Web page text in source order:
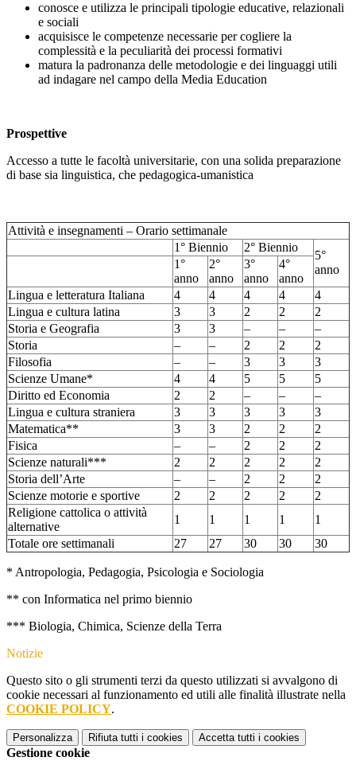
conosce e utilizza le principali tipologie educative, relazionali
e sociali
acquisisce le competenze necessarie per cogliere la
complessità e la peculiarità dei processi formativi
matura la padronanza delle metodologie e dei linguaggi utili
ad indagare nel campo della Media Education
Prospettive
Accesso a tutte le facoltà universitarie, con una solida preparazione
di base sia linguistica, che pedagogica-umanistica
Attività e insegnamenti – Orario settimanale
1° Biennio
2° Biennio
5°
anno
1°
anno
2°
anno
3°
anno
4°
anno
Lingua e letteratura Italiana
4 4 4 4
4
Lingua e cultura latina
3 3 2 2
2
Storia e Geografia
3 3 – –
–
Storia
– – 2 2
2
Filosofia
– – 3 3
3
Scienze Umane*
4 4 5 5
5
Diritto ed Economia
2 2 – –
–
Lingua e cultura straniera
3 3 3 3
3
Matematica**
3 3 2 2
2
Fisica
– – 2 2
2
Scienze naturali***
2 2 2 2
2
Storia dell’Arte
– – 2 2
2
Scienze motorie e sportive
2 2 2 2
2
Religione cattolica o attività
alternative
1 1 1 1
1
Totale ore settimanali
27 27 30 30 30
* Antropologia, Pedagogia, Psicologia e Sociologia
** con Informatica nel primo biennio
*** Biologia, Chimica, Scienze della Terra
Notizie
Questo sito o gli strumenti terzi da questo utilizzati si avvalgono di
cookie necessari al funzionamento ed utili alle finalità illustrate nella
COOKIE POLICY.
Personalizza Rifiuta tutti i cookies Accetta tutti i cookies
Gestione cookie